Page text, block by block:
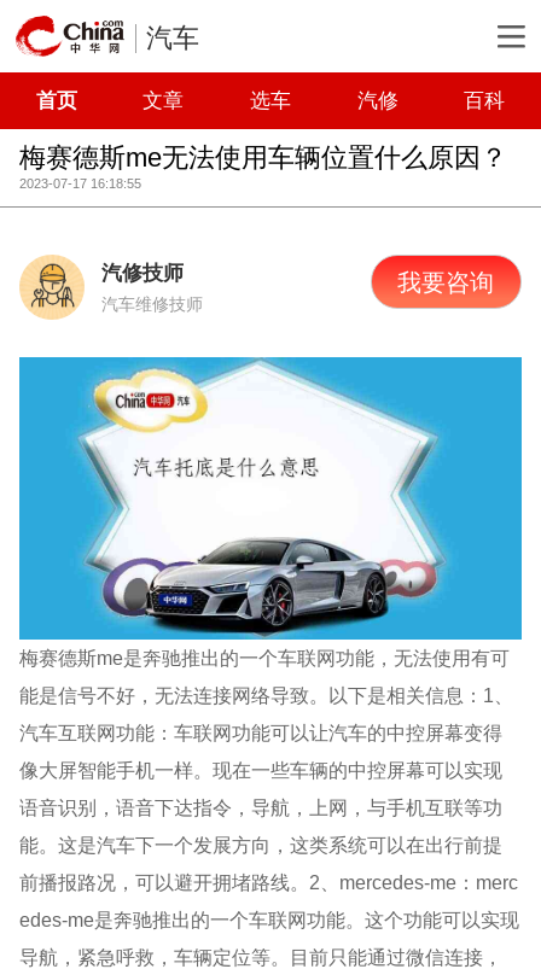
汽车
首页 文章 选车 汽修 百科
梅赛德斯me无法使用车辆位置什么原因？
2023-07-17 16:18:55
汽修技师
汽车维修技师
我要咨询
梅赛德斯me是奔驰推出的一个车联网功能，无法使用有可
能是信号不好，无法连接网络导致。以下是相关信息：1、
汽车互联网功能：车联网功能可以让汽车的中控屏幕变得
像大屏智能手机一样。现在一些车辆的中控屏幕可以实现
语音识别，语音下达指令，导航，上网，与手机互联等功
能。这是汽车下一个发展方向，这类系统可以在出行前提
前播报路况，可以避开拥堵路线。2、mercedes-me：merc
edes-me是奔驰推出的一个车联网功能。这个功能可以实现
导航，紧急呼救，车辆定位等。目前只能通过微信连接，